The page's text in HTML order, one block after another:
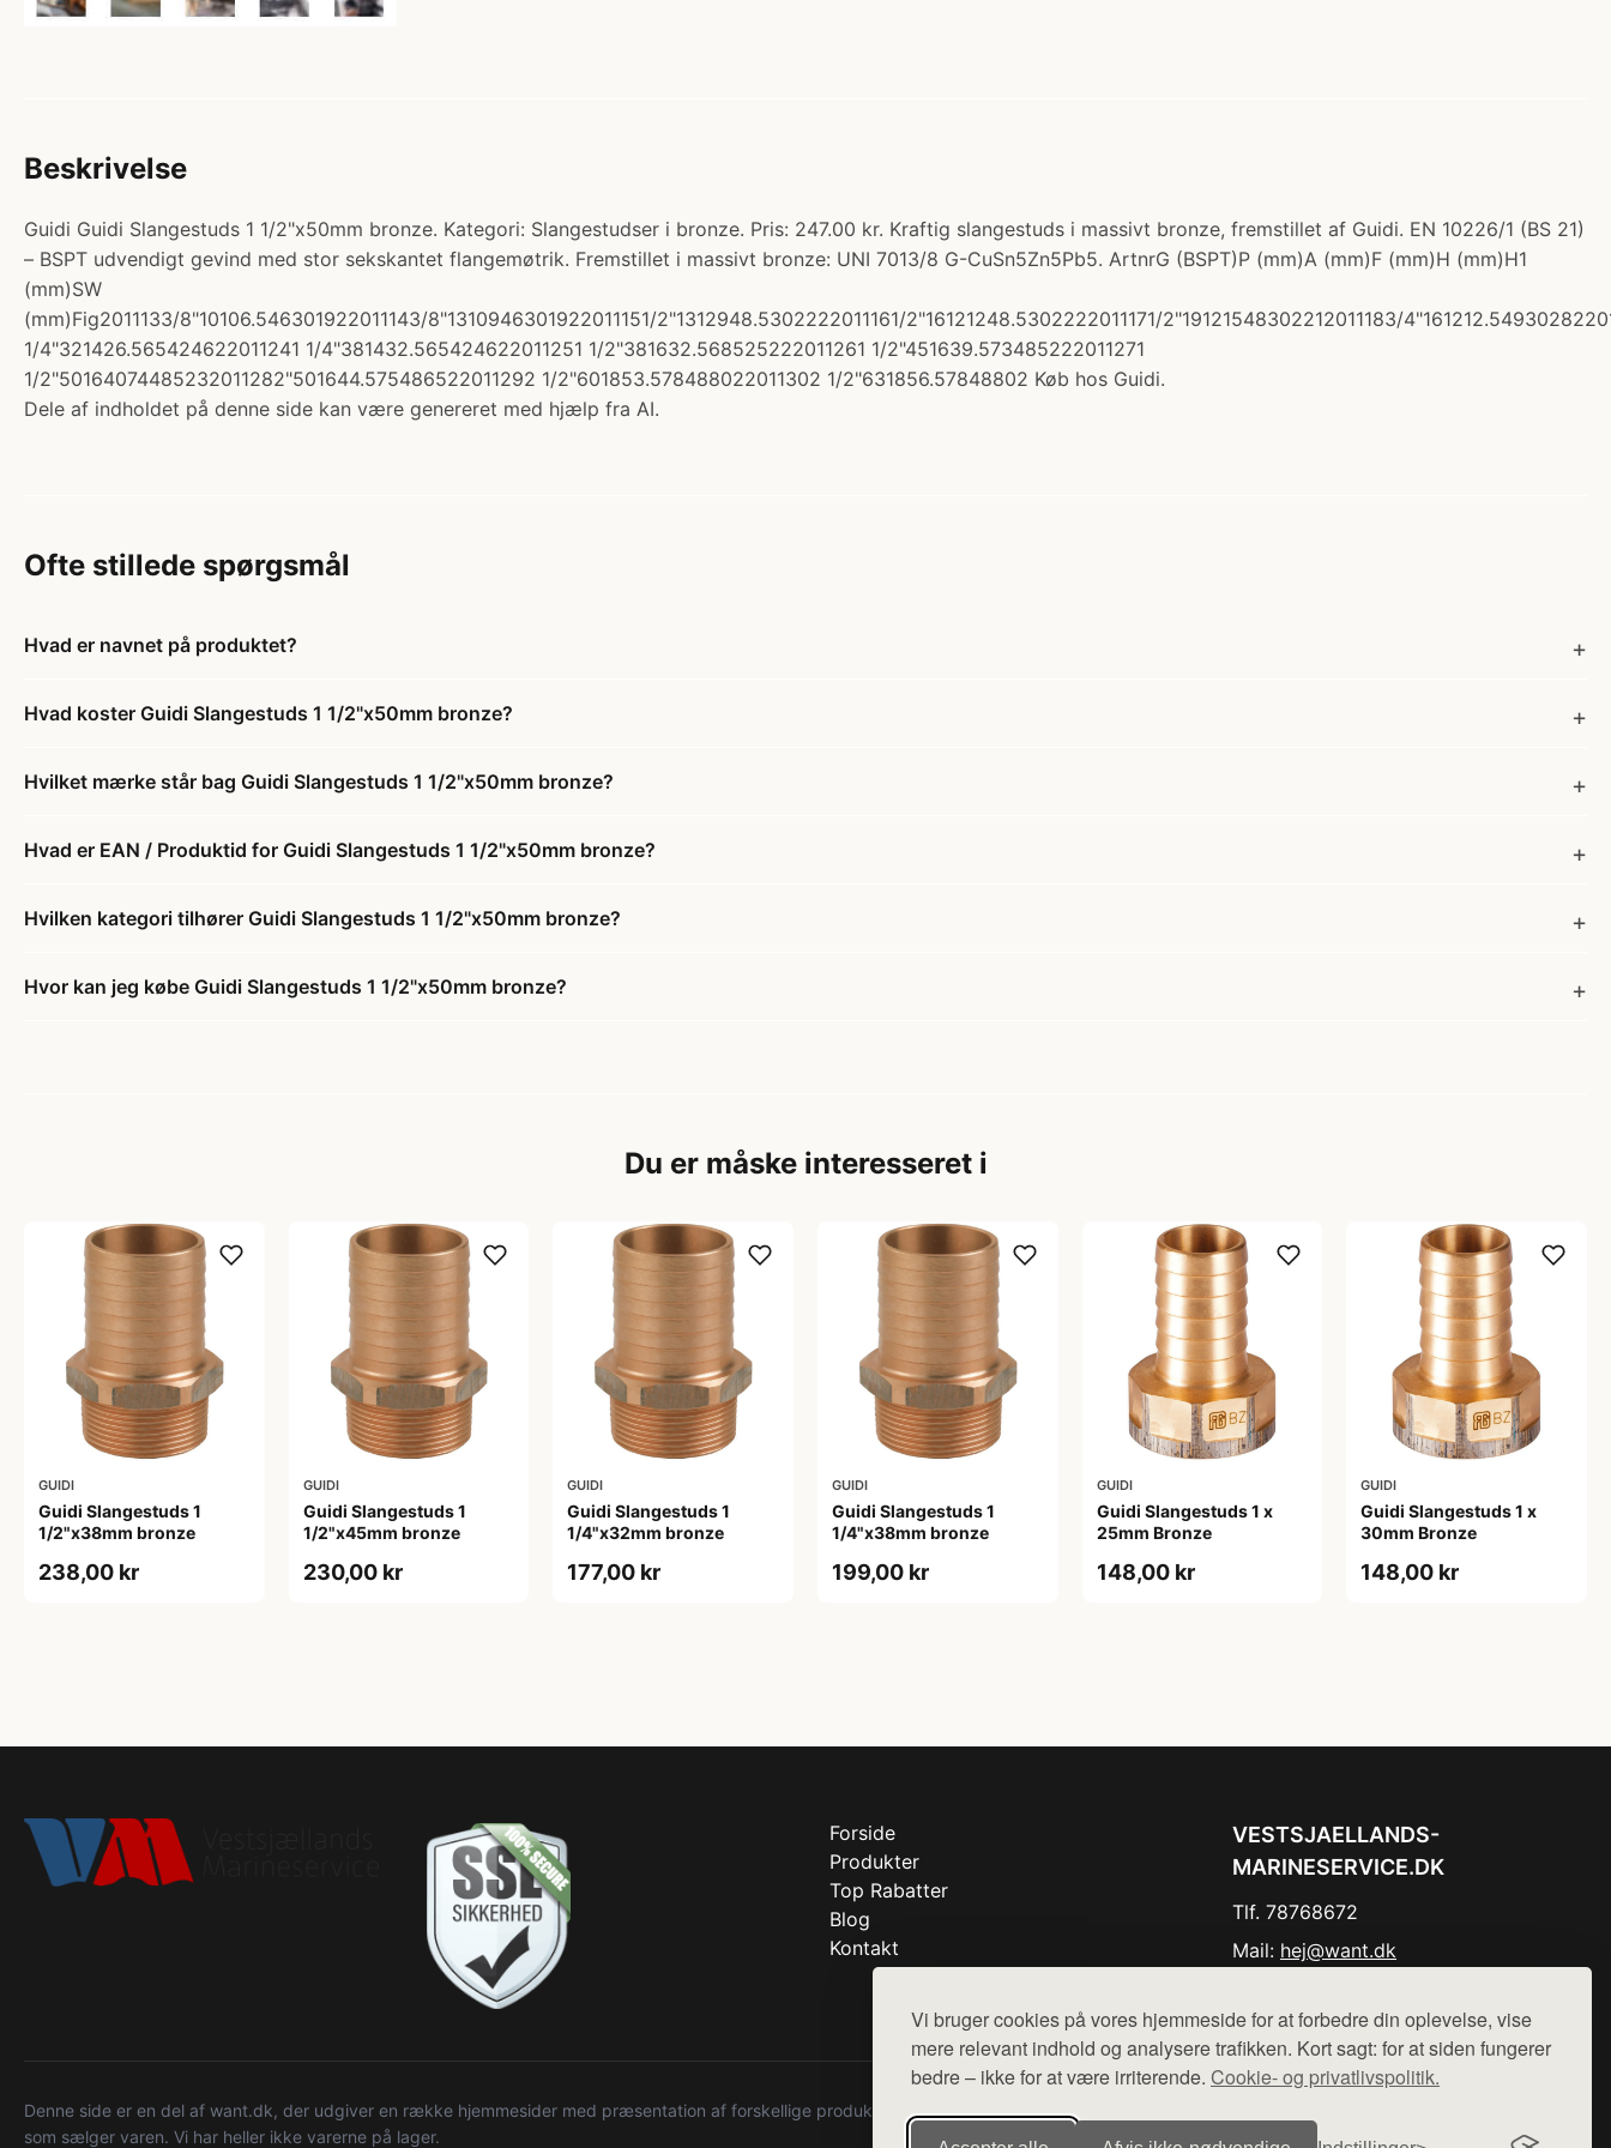
Vi bruger cookies på vores hjemmeside for at forbedre din oplevelse, vise
mere relevant indhold og analysere trafikken. Kort sagt: for at siden fungerer
bedre – ikke for at være irriterende. Cookie- og privatlivspolitik.
Beskrivelse
Guidi Guidi Slangestuds 1 1/2"x50mm bronze. Kategori: Slangestudser i bronze. Pris: 247.00 kr. Kraftig slangestuds i massivt bronze, fremstillet af Guidi. EN 10226/1 (BS 21)
– BSPT udvendigt gevind med stor sekskantet flangemøtrik. Fremstillet i massivt bronze: UNI 7013/8 G-CuSn5Zn5Pb5. ArtnrG (BSPT)P (mm)A (mm)F (mm)H (mm)H1
(mm)SW
(mm)Fig2011133/8"10106.546301922011143/8"1310946301922011151/2"1312948.5302222011161/2"16121248.5302222011171/2"19121548302212011183/
1/4"321426.565424622011241 1/4"381432.565424622011251 1/2"381632.568525222011261 1/2"451639.573485222011271
1/2"50164074485232011282"501644.575486522011292 1/2"601853.578488022011302 1/2"631856.57848802 Køb hos Guidi.
Dele af indholdet på denne side kan være genereret med hjælp fra AI.
Ofte stillede spørgsmål
Hvad er navnet på produktet?
Hvad koster Guidi Slangestuds 1 1/2"x50mm bronze?
Hvilket mærke står bag Guidi Slangestuds 1 1/2"x50mm bronze?
Hvad er EAN / Produktid for Guidi Slangestuds 1 1/2"x50mm bronze?
Hvilken kategori tilhører Guidi Slangestuds 1 1/2"x50mm bronze?
Hvor kan jeg købe Guidi Slangestuds 1 1/2"x50mm bronze?
Du er måske interesseret i
GUIDI
Guidi Slangestuds 1
1/2"x38mm bronze
238,00 kr
GUIDI
Guidi Slangestuds 1
1/2"x45mm bronze
230,00 kr
GUIDI
Guidi Slangestuds 1
1/4"x32mm bronze
177,00 kr
GUIDI
Guidi Slangestuds 1
1/4"x38mm bronze
199,00 kr
GUIDI
Guidi Slangestuds 1 x
25mm Bronze
148,00 kr
GUIDI
Guidi Slangestuds 1 x
30mm Bronze
148,00 kr
Forside
Produkter
Top Rabatter
Blog
Kontakt
VESTSJAELLANDS-
MARINESERVICE.DK
Tlf. 78768672
Mail: hej@want.dk
Denne side er en del af want.dk, der udgiver en række hjemmesider med præsentation af forskellige produkter fra diverse webshops. Der sælges ikke varer fra denne side - vi henviser til de shops,
som sælger varen. Vi har heller ikke varerne på lager.